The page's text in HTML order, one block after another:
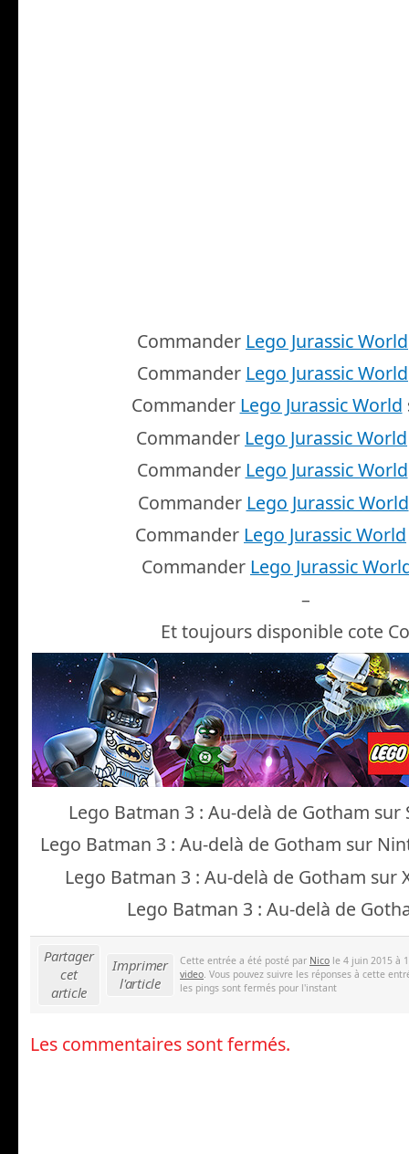
Commander Lego Jurassic World
Commander Lego Jurassic World
Commander Lego Jurassic World
Commander Lego Jurassic World
Commander Lego Jurassic World
Commander Lego Jurassic World
Commander Lego Jurassic World
Commander Lego Jurassic
–
Et toujours disponible cote
Lego Batman 3 : Au-delà de Gotham sur
Lego Batman 3 : Au-delà de Gotham sur
Lego Batman 3 : Au-delà de Gotham sur
Lego Batman 3 : Au-delà de
Partager
cet
article
Imprimer
l'article
Cette entrée a été posté par Nico le 4 juin 2015 à
video. Vous pouvez suivre les réponses à cette
les pings sont fermés pour l'instant
Les commentaires sont fermés.